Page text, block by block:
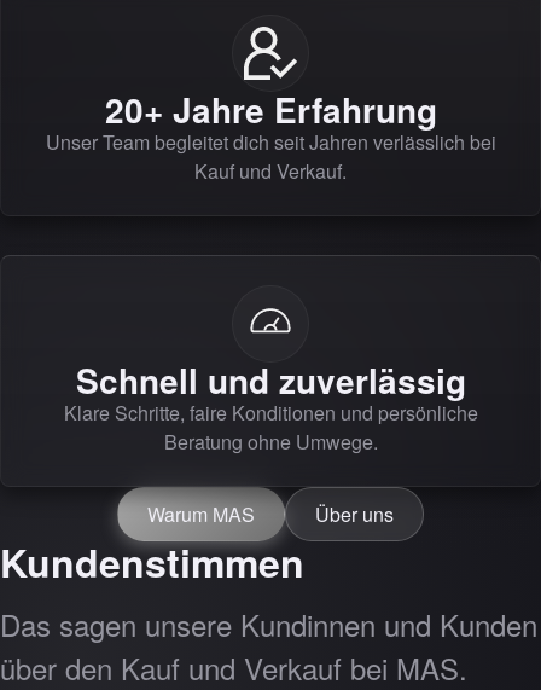
20+ Jahre Erfahrung
Unser Team begleitet dich seit Jahren verlässlich bei
Kauf und Verkauf.
Schnell und zuverlässig
Klare Schritte, faire Konditionen und persönliche
Beratung ohne Umwege.
Warum MAS Über uns
Kundenstimmen
Das sagen unsere Kundinnen und Kunden
über den Kauf und Verkauf bei MAS.